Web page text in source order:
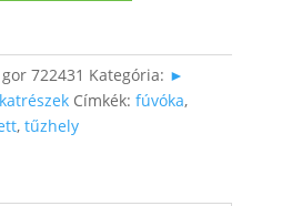
722431 Kategória: ►
Címkék: fúvóka,
, tűzhely